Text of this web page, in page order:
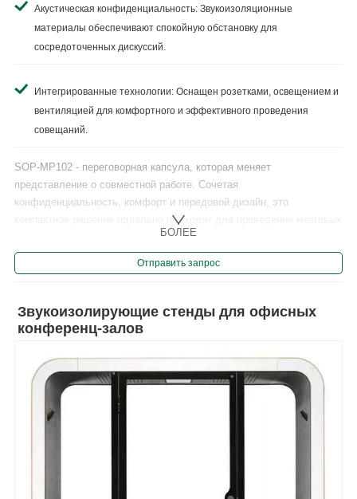
Акустическая конфиденциальность: Звукоизоляционные
материалы обеспечивают спокойную обстановку для
сосредоточенных дискуссий.
Интегрированные технологии: Оснащен розетками, освещением и
вентиляцией для комфортного и эффективного проведения
совещаний.
SOP-MP102 - переговорная капсула, которая меняет
представление о совместной работе. Сочетая
конфиденциальность, комфорт и передовой дизайн, это
компактное решение идеально подходит для проведения мозговых
штурмов, виртуальных звонков и целенаправленных дискуссий в
загруженных офисах.......
БОЛЕЕ
Отправить запрос
Звукоизолирующие стенды для офисных
конференц-залов